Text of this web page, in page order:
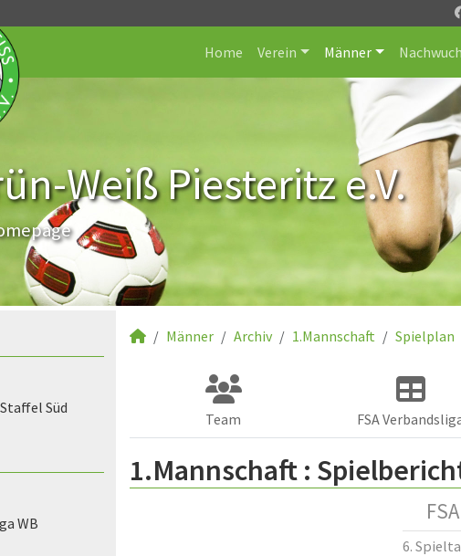
Home Verein Männer
Weiß Piesteritz e.V.
Süd
WB
Männer Archiv 1.Mannschaft Spielplan
Team FSA
1.Mannschaft :
6.